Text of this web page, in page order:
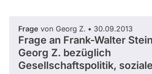
befragt
werden.
Thema
- Alle -
Antwort Status
- Alle -
Frage von Georg Z. • 30.09.2013
Frage an Frank-Walter
Georg Z. bezüglich
Gesellschaftspolitik,